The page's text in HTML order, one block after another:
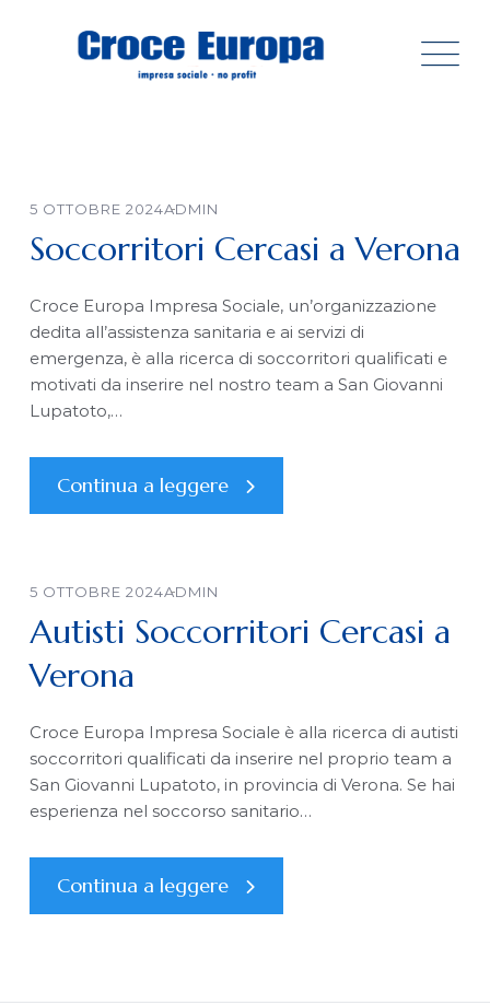
5 OTTOBRE 2024ADMIN
Soccorritori Cercasi a Verona
Croce Europa Impresa Sociale, un’organizzazione
dedita all’assistenza sanitaria e ai servizi di
emergenza, è alla ricerca di soccorritori qualificati e
motivati da inserire nel nostro team a San Giovanni
Lupatoto,…
Continua a leggere
5 OTTOBRE 2024ADMIN
Autisti Soccorritori Cercasi a
Verona
Croce Europa Impresa Sociale è alla ricerca di autisti
soccorritori qualificati da inserire nel proprio team a
San Giovanni Lupatoto, in provincia di Verona. Se hai
esperienza nel soccorso sanitario…
Continua a leggere